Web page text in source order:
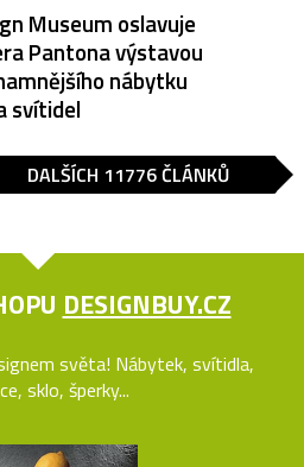
Museum oslavuje
Pantona výstavou
nábytku
svítidel
DALŠÍCH 11776 ČLÁNKŮ
DESIGNBUY.CZ
světa! Nábytek, svítidla,
sklo, šperky...